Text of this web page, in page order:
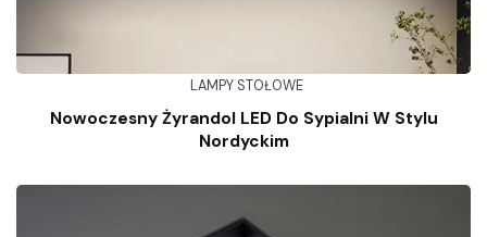
LAMPY STOŁOWE
Nowoczesny Żyrandol LED Do Sypialni W Stylu
Nordyckim